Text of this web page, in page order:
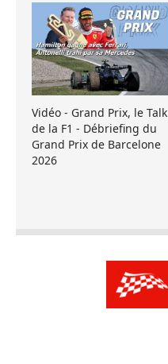
Vidéo - Grand Prix, le Talk
de la F1 - Débriefing du
Grand Prix de Barcelone
2026